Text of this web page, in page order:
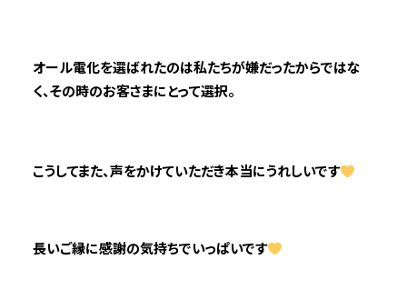
オール電化を選ばれたのは私たちが嫌だったからではな
く、その時のお客さまにとって選択。
こうしてまた、声をかけていただき本当にうれしいです
長いご縁に感謝の気持ちでいっぱいです